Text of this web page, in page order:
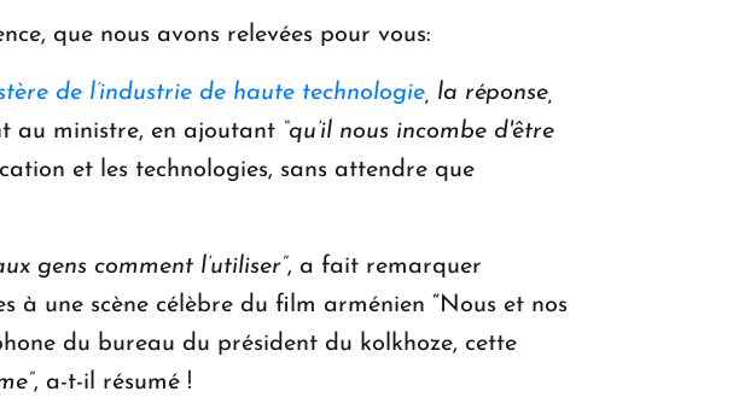
que nous avons relevées pour vous:
de l’industrie de haute technologie, la réponse,
au ministre, en ajoutant “qu’il nous incombe d'être
et les technologies, sans attendre que
gens comment l’utiliser”, a fait remarquer
à une scène célèbre du film arménien “Nous et nos
du bureau du président du kolkhoze, cette
, a-t-il résumé !